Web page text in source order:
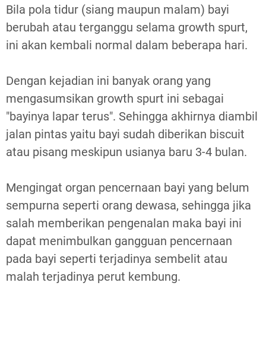
Bila pola tidur (siang maupun malam) bayi
berubah atau terganggu selama growth spurt,
ini akan kembali normal dalam beberapa hari.
Dengan kejadian ini banyak orang yang
mengasumsikan growth spurt ini sebagai
"bayinya lapar terus". Sehingga akhirnya diambil
jalan pintas yaitu bayi sudah diberikan biscuit
atau pisang meskipun usianya baru 3-4 bulan.
Mengingat organ pencernaan bayi yang belum
sempurna seperti orang dewasa, sehingga jika
salah memberikan pengenalan maka bayi ini
dapat menimbulkan gangguan pencernaan
pada bayi seperti terjadinya sembelit atau
malah terjadinya perut kembung.